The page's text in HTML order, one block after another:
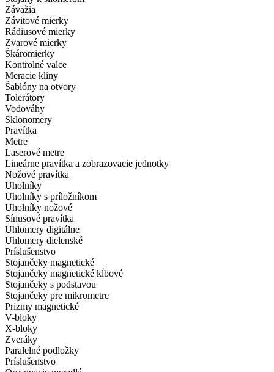
Závažia
Závitové mierky
Rádiusové mierky
Zvarové mierky
Škáromierky
Kontrolné valce
Meracie kliny
Šablóny na otvory
Tolerátory
Vodováhy
Sklonomery
Pravítka
Metre
Laserové metre
Lineárne pravítka a zobrazovacie jednotky
Nožové pravítka
Uholníky
Uholníky s príložníkom
Uholníky nožové
Sínusové pravítka
Uhlomery digitálne
Uhlomery dielenské
Príslušenstvo
Stojančeky magnetické
Stojančeky magnetické kĺbové
Stojančeky s podstavou
Stojančeky pre mikrometre
Prizmy magnetické
V-bloky
X-bloky
Zveráky
Paralelné podložky
Príslušenstvo